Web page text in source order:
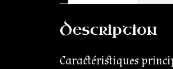
Description
Caractéristiques